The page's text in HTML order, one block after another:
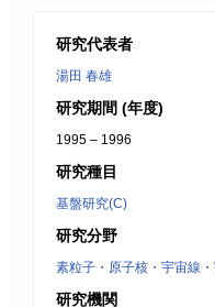
研究代表者
湯田 春雄
研究期間 (年度)
1995 – 1996
研究種目
基盤研究(C)
研究分野
素粒子・原子核・宇宙線
研究機関